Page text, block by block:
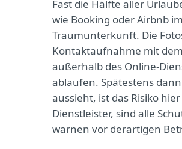
Fast die Hälfte aller
wie Booking oder Airbnb
Traumunterkunft. Die
Kontaktaufnahme mit
außerhalb des Online-
ablaufen. Spätestens
aussieht, ist das Risiko
Dienstleister, sind alle
warnen vor derartigen